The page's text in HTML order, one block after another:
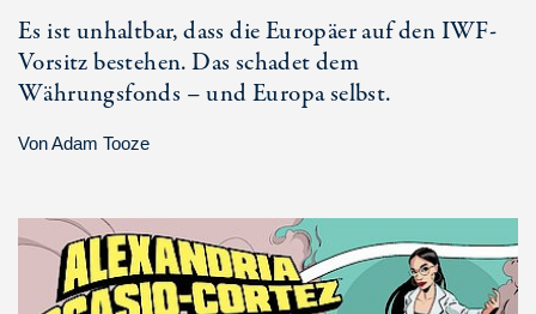
Es ist unhaltbar, dass die Europäer auf den IWF-
Vorsitz bestehen. Das schadet dem
Währungsfonds – und Europa selbst.
VonAdam Tooze